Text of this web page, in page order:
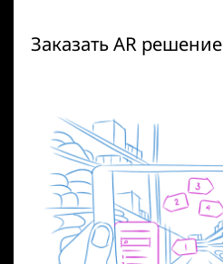
Заказать AR решение